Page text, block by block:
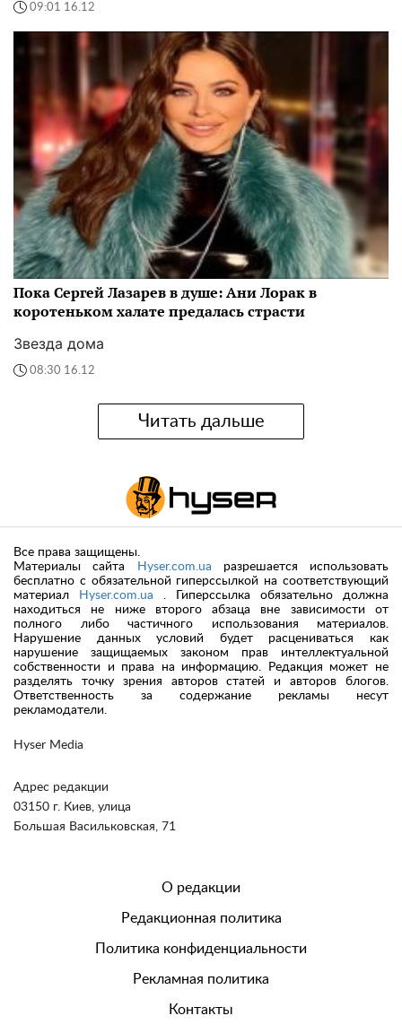
09:01 16.12
Пока Сергей Лазарев в душе: Ани Лорак в
коротеньком халате предалась страсти
Звезда дома
08:30 16.12
Читать дальше
Hyser Media
Адрес редакции
03150 г. Киев, улица
Большая Васильковская, 71
Все права защищены.
Материалы сайта
Hyser.com.ua разрешается использовать
бесплатно с обязательной гиперссылкой на соответствующий
материал
Hyser.com.ua . Гиперссылка обязательно должна
находиться не ниже второго абзаца вне зависимости от
полного либо частичного использования материалов.
Нарушение данных условий будет расцениваться как
нарушение защищаемых законом прав интеллектуальной
собственности и права на информацию. Редакция может не
разделять точку зрения авторов статей и авторов блогов.
Ответственность за содержание рекламы несут
рекламодатели.
О редакции
Редакционная политика
Политика конфиденциальности
Рекламная политика
Контакты